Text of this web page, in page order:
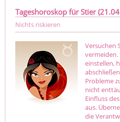
Tageshoroskop für Stier
Nichts riskieren
Versuchen
vermeiden.
einstellen,
Probleme
nicht
Einfluss
aus.
die